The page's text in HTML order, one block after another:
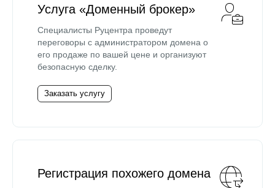
Услуга «Доменный брокер»
Специалисты Руцентра проведут
переговоры с администратором домена о
его продаже по вашей цене и организуют
безопасную сделку.
Заказать услугу
Регистрация похожего домена